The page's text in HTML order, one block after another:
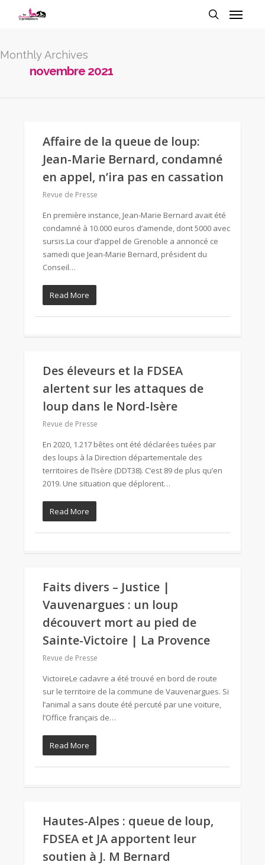
Monthly Archives
novembre 2021
Affaire de la queue de loup:
Jean-Marie Bernard, condamné
en appel, n’ira pas en cassation
Revue de Presse
En première instance, Jean-Marie Bernard avait été
condamné à 10.000 euros d’amende, dont 5000 avec
sursis.La cour d’appel de Grenoble a annoncé ce
samedi que Jean-Marie Bernard, président du
Conseil…
Read More
Des éleveurs et la FDSEA
alertent sur les attaques de
loup dans le Nord-Isère
Revue de Presse
En 2020, 1.217 bêtes ont été déclarées tuées par
des loups à la Direction départementale des
territoires de l’Isère (DDT38). C’est 89 de plus qu’en
2019. Une situation que déplorent…
Read More
Faits divers – Justice |
Vauvenargues : un loup
découvert mort au pied de
Sainte-Victoire | La Provence
Revue de Presse
VictoireLe cadavre a été trouvé en bord de route
sur le territoire de la commune de Vauvenargues. Si
l’animal a sans doute été percuté par une voiture,
l’Office français de…
Read More
Hautes-Alpes : queue de loup,
FDSEA et JA apportent leur
soutien à J. M Bernard